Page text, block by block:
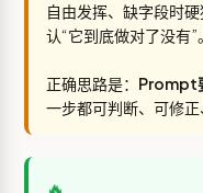
自由发挥、缺字段时
认“它到底做对了没有”。
正确思路是： Prompt
一步都可判断、可修正